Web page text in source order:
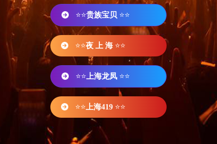
⭐⭐贵族宝贝 ⭐⭐
⭐⭐夜 上 海 ⭐⭐
⭐⭐ 上海龙凤 ⭐⭐
⭐⭐ 上海419 ⭐⭐